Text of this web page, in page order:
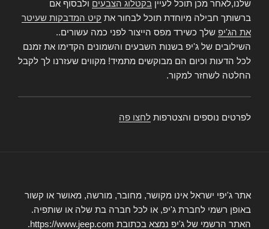
שלנו,לאחר מכן תוכל לעיין בקטלוג הצבעים ולבסוף אם
ברשותך חבילה מיוחדת תוכל לבחור את קיט המדבקות שעיטר
את הג'יפ שלך כשירד מפס הייצור לפני כמה עשורים..
השילובים של ג'יפ בשנות השבעים והשמונים הקדימו את זמנם
לכל הדעות וכיום הם מבוקשים מתמיד! מקווים שעזרנו לך לקבל
החלטה לשחזר למקור.
לפרטים נוספים והצטרפות לחצו פה
אתר ג'יפי ישראל אינו מקושר, מחובר, מורשה, מאושר או קשור
באופן רשמי לחברת ג'יפ, או לכל חברה בת שלה או שותפיה.
האתר הרשמי של ג'יפ נמצא בכתובת https://www.jeep.com.